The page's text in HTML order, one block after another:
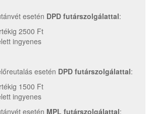
esetén DPD futárszolgálattal:
2500 Ft
ingyenes
esetén DPD futárszolgálattal:
1500 Ft
ingyenes
esetén MPL futárszolgálattal: